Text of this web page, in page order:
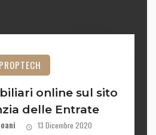
PROPTECH
online sul sito
delle Entrate
13 Dicembre 2020